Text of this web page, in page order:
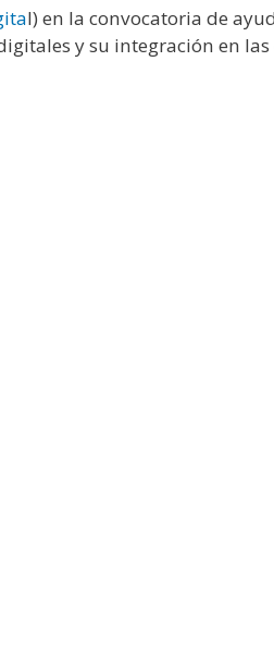
l) en la convocatoria de
y su integración en las